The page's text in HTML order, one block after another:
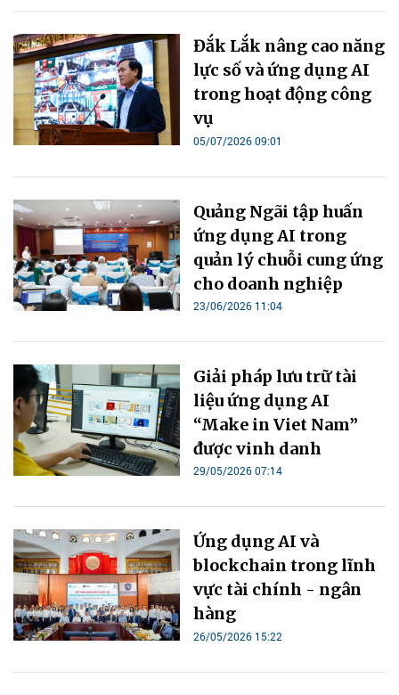
Đắk Lắk nâng cao năng
lực số và ứng dụng AI
trong hoạt động công
vụ
05/07/2026 09:01
Quảng Ngãi tập huấn
ứng dụng AI trong
quản lý chuỗi cung ứng
cho doanh nghiệp
23/06/2026 11:04
Giải pháp lưu trữ tài
liệu ứng dụng AI
“Make in Viet Nam”
được vinh danh
29/05/2026 07:14
Ứng dụng AI và
blockchain trong lĩnh
vực tài chính - ngân
hàng
26/05/2026 15:22